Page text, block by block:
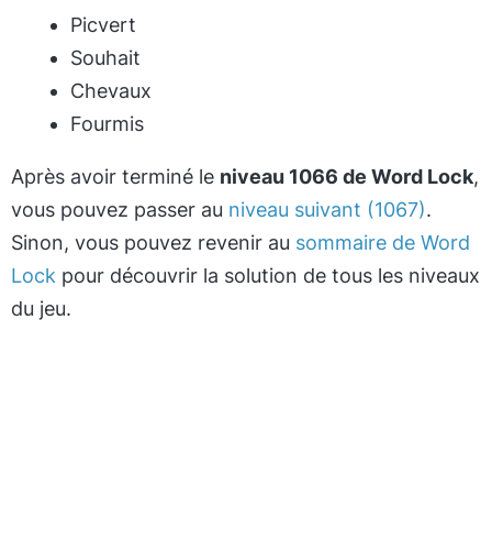
Picvert
Souhait
Chevaux
Fourmis
Après avoir terminé le niveau 1066 de Word Lock,
vous pouvez passer au niveau suivant (1067).
Sinon, vous pouvez revenir au sommaire de Word
Lock pour découvrir la solution de tous les niveaux
du jeu.